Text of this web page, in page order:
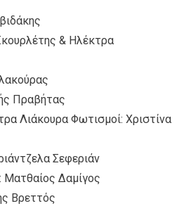
& Ηλέκτρα
Πραβήτας
Λιάκουρα Φωτισμοί: Χριστίνα
Σεφεριάν
Ματθαίος Δαμίγος
Βρεττός